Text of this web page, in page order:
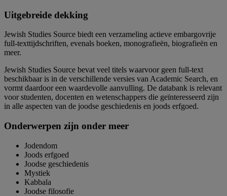
Uitgebreide dekking
Jewish Studies Source biedt een verzameling actieve embargovrije
full-texttijdschriften, evenals boeken, monografieën, biografieën en
meer.
Jewish Studies Source bevat veel titels waarvoor geen full-text
beschikbaar is in de verschillende versies van Academic Search, en
vormt daardoor een waardevolle aanvulling. De databank is relevant
voor studenten, docenten en wetenschappers die geïnteresseerd zijn
in alle aspecten van de joodse geschiedenis en joods erfgoed.
Onderwerpen zijn onder meer
Jodendom
Joods erfgoed
Joodse geschiedenis
Mystiek
Kabbala
Joodse filosofie